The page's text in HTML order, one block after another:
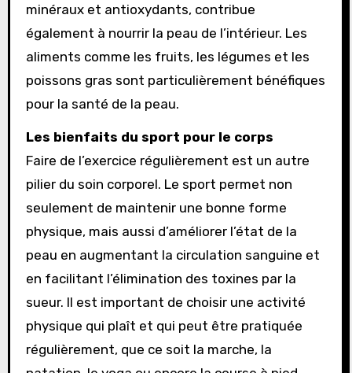
minéraux et antioxydants, contribue
également à nourrir la peau de l’intérieur. Les
aliments comme les fruits, les légumes et les
poissons gras sont particulièrement bénéfiques
pour la santé de la peau.
Les bienfaits du sport pour le corps
Faire de l’exercice régulièrement est un autre
pilier du soin corporel. Le sport permet non
seulement de maintenir une bonne forme
physique, mais aussi d’améliorer l’état de la
peau en augmentant la circulation sanguine et
en facilitant l’élimination des toxines par la
sueur. Il est important de choisir une activité
physique qui plaît et qui peut être pratiquée
régulièrement, que ce soit la marche, la